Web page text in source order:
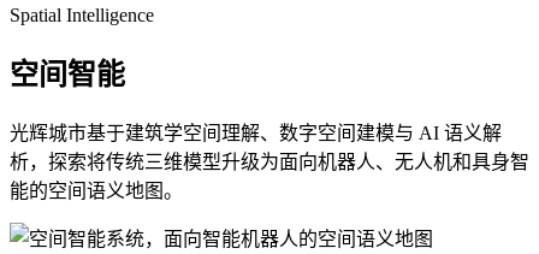
Spatial Intelligence
空间智能
光辉城市基于建筑学空间理解、数字空间建模与 AI 语义解
析，探索将传统三维模型升级为面向机器人、无人机和具身智
能的空间语义地图。